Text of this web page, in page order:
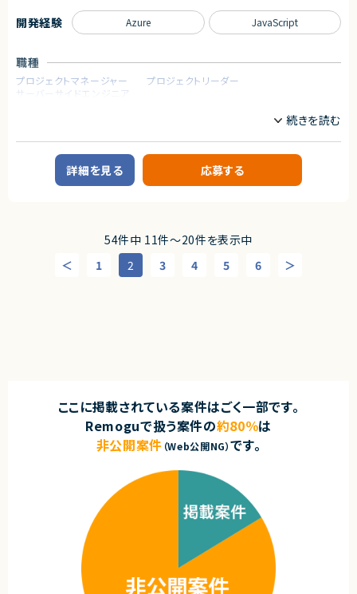
独自技術・特許を活用した他社にはない機能群
明確な差別化による高い市場競争力
プロダクトとしての評価と実績がすでに確立されており、今後のスケールに
おいても大きな成長余地を持っています。
日程調整は、多くの人が日常的に行う業務である一方、長年にわたり非効率
近年は、業務のデジタル化・生産性向上の流れを背景に、この分野自体が急
速に注目され、改善ニーズが顕在化しています。
本サービスは、その中でも機能面・体験面の両方で優位性を持ち、将来的に
はビジネスに欠かせないインフラ的存在となるポテンシャルを備えていま
・Web／SaaSプロダクトにおけるPdMまたはそれに準ずる役割の経験
（プロダクト企画、要件定義、改善サイクルへの継続的な関与）
・ユーザー課題を起点とした機能設計・仕様設計の経験
業務委託(準委任契約)
・フルリモートで働くことができます！
・まだ少人数の成長フェーズにて、コアメンバーとして携わることができま
・自社SaaSプロダクトのリードに携わることができます！
・プロジェクト全体の推進支援
＜必須スキル＞
・ServiceNowでの開発経験
・JavaScriptでの開発経験
・メンバーまたはチームの進捗管理、レビュー経験
＜尚可スキル＞
・生成AI活用経験（Copilot、ChatGPT等）
業務委託(準委任契約)
★ 顧客部門と直接やり取りしながら、要件定義〜実装まで一貫して関与可
上流工程の経験を積みたい方、業務理解を深めながら開発したい方に最
FAQ検索やナレッジ活用など、Copilot・ChatGPT等を取り入れた先進的
な取り組みに関われます。
職種
プロジェクトマネージャー
プロジェクトリーダー
サーバーサイドエンジニア
【案件概要】
顧客の業務課題に対し、対話型AIツールを活用した業務支援サービスの企
画・設計・導入支援を行う案件です。
顧客ヒアリングから要件整理、ツール設定、導入後の活用支援までを担当し
・顧客ヒアリングを通じた課題整理、要件定義
・Copilot Studioを用いたAIエージェント／サービス設計・構築
・テンプレートアプリ作成（オファリング内容に含まれる可能性あり）
・顧客への導入支援、活用支援
・顧客ヒアリング～要件定義～開発・導入支援の経験
（ 一部プロセスの経験がない場合は、その範囲で行う作業について理解
し、ともに行動できること）
・Copilot Studioに関する基礎的な製品知識
（ 現時点で未経験でも、業務開始までに製品知識を習得し、製品を使って
例：ナレッジ、トピック、トリガー、Copilot Credit、チャネルなど）
・Power Apps／Power Automateに関する基礎的な知識または開発経験
（現時点で未経験でも、業務開始までに製品知識を習得し、業務上必要な
キーワードで会話ができるレベルに到達していること。例：Dataverse、MSテ
ナント、AI Builderなど）
・Copilot StudioでのAIエージェント作成経験
開発経験 Azure JavaScript
詳細を見る 応募する
54件中 11件〜20件を表示中
1
2 3 4 5 6
ここに掲載されている案件はごく一部です。
Remoguで扱う案件の約80％は
非公開案件 （Web公開NG）です。